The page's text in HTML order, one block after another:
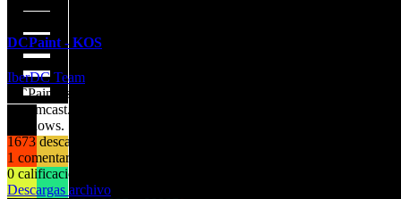
DCPaint - KOS
IberDC Team
DCPaint es uno de los primeros homebrews que salieron para
Dreamcast. Es un senillo programa de dibujo al estilo Paint de
Windows.
1673 descargas
1 comentarios
0 calificaciones
Descargas archivo